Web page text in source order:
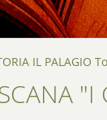
IL PALAGIO
"I